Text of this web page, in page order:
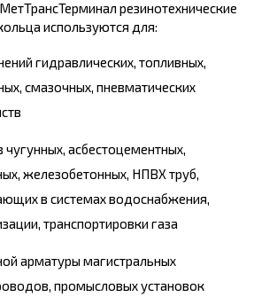
МетТрансТерминал резинотехнические
используются для:
гидравлических, топливных,
смазочных, пневматических
чугунных, асбестоцементных,
железобетонных, НПВХ труб,
в системах водоснабжения,
транспортировки газа
арматуры магистральных
промысловых установок